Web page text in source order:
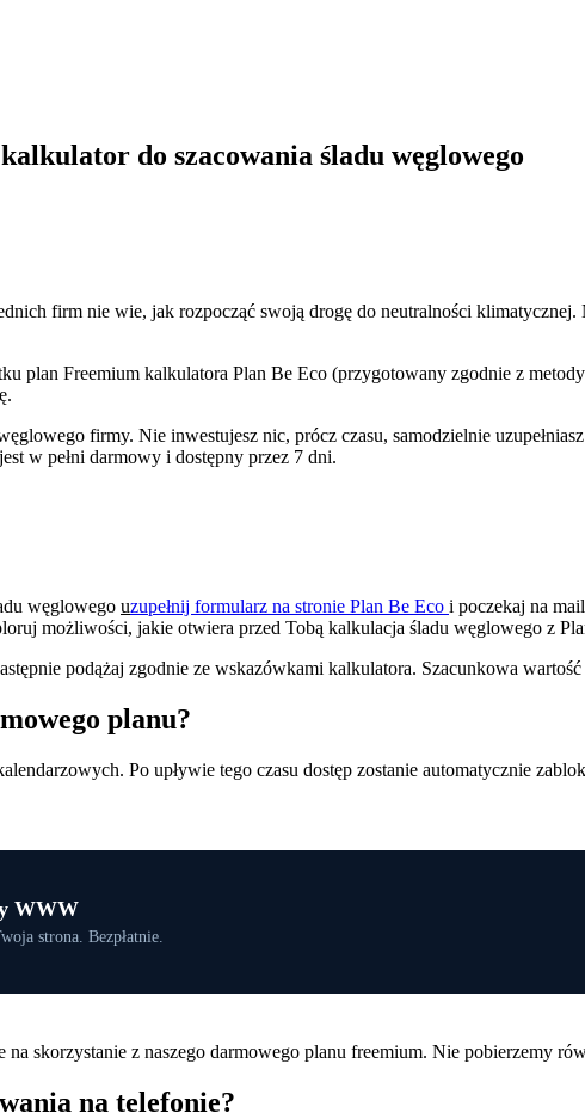
do szacowania śladu węglowego
firm nie wie, jak rozpocząć swoją drogę do neutralności
plan Freemium kalkulatora Plan Be Eco (przygotowany zgodnie z
firmy. Nie inwestujesz nic, prócz czasu, samodzielnie
w pełni darmowy i dostępny przez 7 dni.
węglowego uzupełnij formularz na stronie Plan Be Eco i poczekaj na
możliwości, jakie otwiera przed Tobą kalkulacja śladu węglowego z
podążaj zgodnie ze wskazówkami kalkulatora. Szacunkowa
planu?
Po upływie tego czasu dostęp zostanie automatycznie
WWW
strona. Bezpłatnie.
skorzystanie z naszego darmowego planu freemium. Nie pobierzemy
na telefonie?